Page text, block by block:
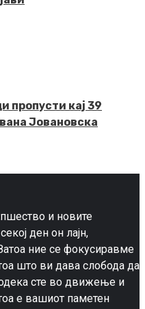
пропусти кај 39
Јовановска
и новите
ден он лајн,
ние се фокусиравме
што ви дава слобода да
сте во движење и
е вашиот паметен